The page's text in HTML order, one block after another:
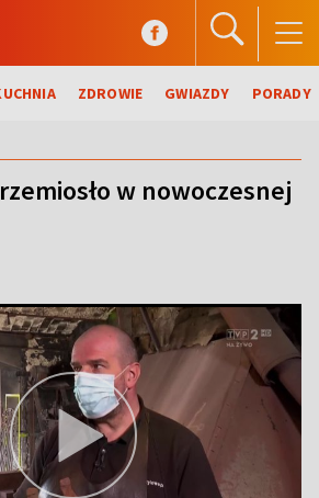
ZDROWIE GWIAZDY PORADY
w nowoczesnej